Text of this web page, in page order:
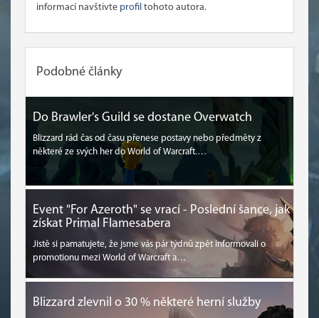
informací navštivte profil tohoto autora.
Podobné články
Do Brawler's Guild se dostane Overwatch
Blizzard rád čas od času přenese postavy nebo předměty z
některé ze svých her do World of Warcraft.…
Event "For Azeroth" se vrací - Poslední šance, jak
získat Primal Flamesabera
Jistě si pamatujete, že jsme vás pár týdnů zpět informovali o
promotionu mezi World of Warcraft a…
Blizzard zlevnil o 30 % některé herní služby